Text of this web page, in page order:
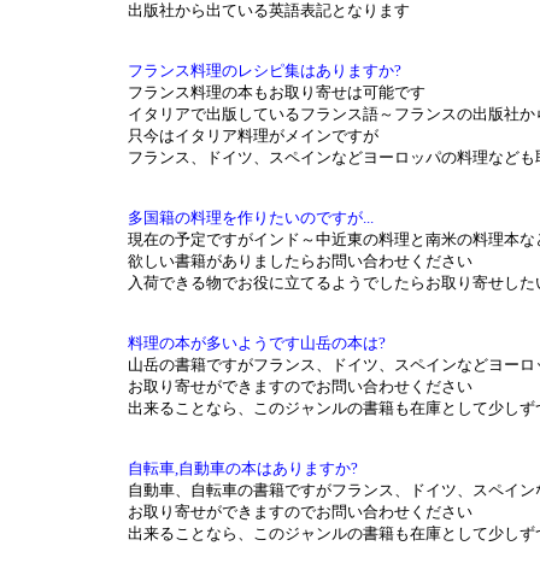
出版社から出ている英語表記となります
フランス料理のレシピ集はありますか?
フランス料理の本もお取り寄せは可能です
イタリアで出版しているフランス語～フランスの出版社
只今はイタリア料理がメインですが
フランス、ドイツ、スペインなどヨーロッパの料理など
多国籍の料理を作りたいのですが...
現在の予定ですがインド～中近東の料理と南米の料理本
欲しい書籍がありましたらお問い合わせください
入荷できる物でお役に立てるようでしたらお取り寄せし
料理の本が多いようです山岳の本は?
山岳の書籍ですがフランス、ドイツ、スペインなどヨー
お取り寄せができますのでお問い合わせください
出来ることなら、このジャンルの書籍も在庫として少し
自転車,自動車の本はありますか?
自動車、自転車の書籍ですがフランス、ドイツ、スペイ
お取り寄せができますのでお問い合わせください
出来ることなら、このジャンルの書籍も在庫として少し